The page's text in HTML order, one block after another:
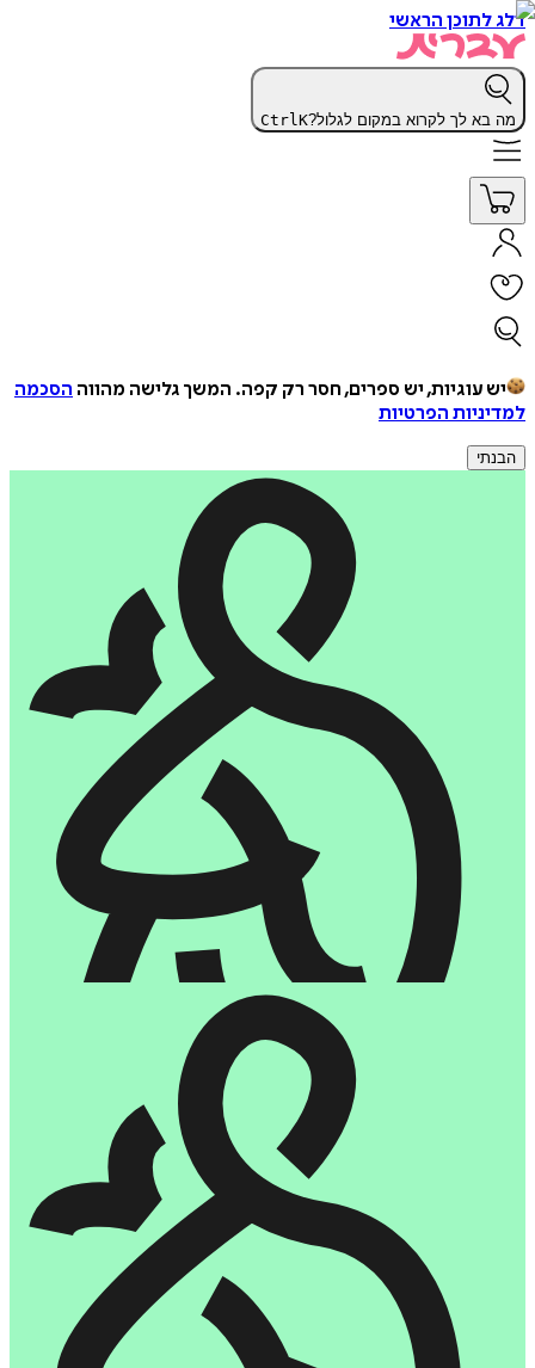
דלג לתוכן הראשי
מה בא לך לקרוא במקום לגלול? CtrlK
יש עוגיות, יש ספרים, חסר רק קפה. המשך גלישה מהווה הסכמה
למדיניות הפרטיות
הבנתי